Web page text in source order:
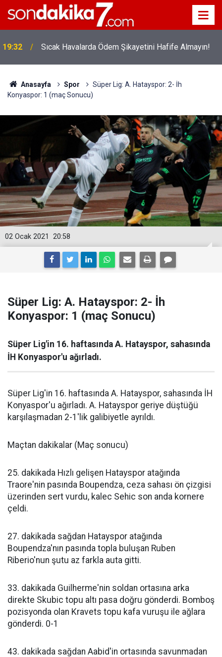
19:32 Sıcak Havalarda Ödem Şikayetini Hafife Almayın!
Anasayfa Spor
Süper Lig: A. Hatayspor: 2- İh
Konyaspor: 1 (maç Sonucu)
20:58
02 Ocak 2021
Süper Lig: A. Hatayspor: 2- İh
Konyaspor: 1 (maç Sonucu)
Süper Lig'in 16. haftasında A. Hatayspor, sahasında
İH Konyaspor'u ağırladı.
Süper Lig'in 16. haftasında A. Hatayspor, sahasında İH
Konyaspor'u ağırladı. A. Hatayspor geriye düştüğü
karşılaşmadan 2-1'lik galibiyetle ayrıldı.
Maçtan dakikalar (Maç sonucu)
25. dakikada Hızlı gelişen Hatayspor atağında
Traore'nin pasında Boupendza, ceza sahası ön çizgisi
üzerinden sert vurdu, kalec Sehic son anda kornere
çeldi.
27. dakikada sağdan Hatayspor atağında
Boupendza'nın pasında topla buluşan Ruben
Riberio'nun şutu az farkla auta gitti.
33. dakikada Guilherme'nin soldan ortasına arka
direkte Skubic topu altı pasa doğru gönderdi. Bomboş
pozisyonda olan Kravets topu kafa vuruşu ile ağlara
gönderdi. 0-1
43. dakikada sağdan Aabid'in ortasında savunmadan